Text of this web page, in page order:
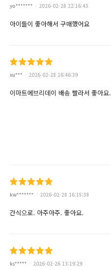
yo******* 2026-02-28 22:16:43
아이들이 좋아해서 구매했어요
xu*** 2026-02-28 16:46:39
이마트에브리데이 배송 빨라서 좋아요.
kw******* 2026-02-28 16:15:38
간식으로. 아주아주. 좋아요.
ks***** 2026-02-26 13:19:29